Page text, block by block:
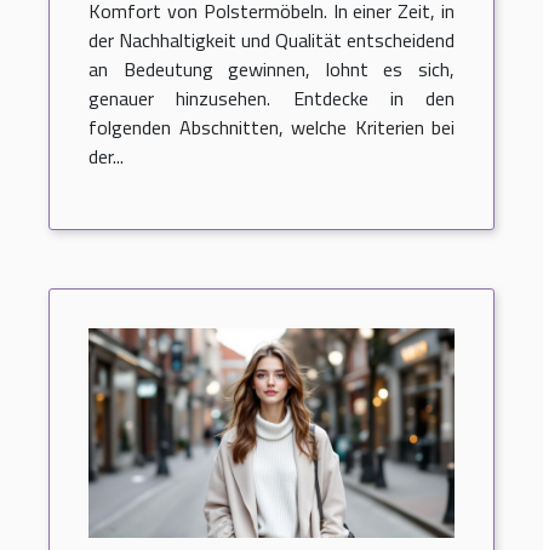
Komfort von Polstermöbeln. In einer Zeit, in
der Nachhaltigkeit und Qualität entscheidend
an Bedeutung gewinnen, lohnt es sich,
genauer hinzusehen. Entdecke in den
folgenden Abschnitten, welche Kriterien bei
der...